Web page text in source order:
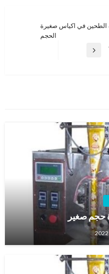
الطحين في اكياس صغيرة
الحجم
حجم صغير